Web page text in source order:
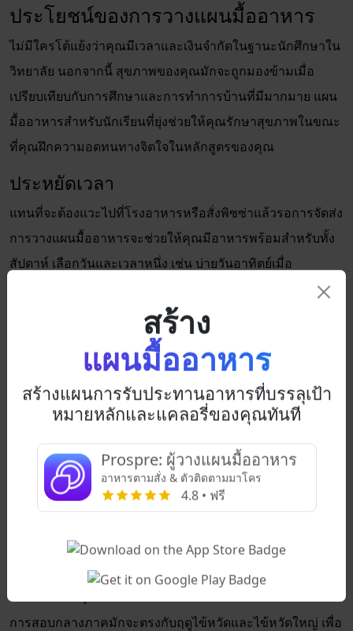
ประโยชน์ของการวางแผนมื้ออาหาร
ไม่มีใครโต้แย้งว่าคุณมีเวลาและเงินจำกัดในฐานะนักศึกษาใน
วิทยาลัย นอกจากนี้ สุขภาพของคุณมักจะถูกมองข้ามเมื่อ
เปรียบเทียบกับการศึกษาและการทำการบ้านที่มีมากมาย แผน
มื้ออาหารสำหรับนักเรียนที่ยุ่งช่วยให้คุณรักษาสุขภาพในขณะ
ที่คุณฝึกความอดทนทางจิตใจในหลักสูตรของคุณ
ประหยัดเวลา
แทนที่จะต้องแวะไปที่โรงอาหารหรือสั่งพิซซ่าแล้วรอการจัดส่ง
การวางแผนมื้ออาหารจะช่วยให้คุณมีอาหารพร้อมสำหรับทั้ง
สัปดาห์ เลือกวันและเวลาหนึ่ง เช่น บ่ายวันอาทิตย์เมื่อ
กำหนดการของคุณไม่ยุ่งมาก และจัดเตรียมมื้ออาหารและของ
ว่างสำหรับทั้งสัปดาห์ในวันนั้น
ประหยัดเงิน
ตู้ขายของอัตโนมัติคือการปล้นทางหลวง อาหารจานด่วนใน
วิทยาลัยมีราคาแพงเกินไป การจัดส่งใช้เวลานานและมีค่าใช้
จ่ายมากกว่าที่คุณจะใช้จ่ายได้ แผนที่ดีกว่าคือการสั่งซื้อของชำ
ที่คุณสามารถเก็บและใช้ในสัปดาห์นั้นและจ่ายเพื่อให้พวกเขา
จัดส่ง ด้วยวิธีนี้คุณสามารถทำการบ้านหรือพักผ่อนในขณะที่
คนอื่นทำการช้อปปิ้ง การจัดส่งช่วยให้คุณประหยัดเงินจากการ
ยุ่งยากในการลากถุงกลับไปที่ที่พักของคุณ
ประหยัดสุขภาพ
การสอบกลางภาคมักจะตรงกับฤดูไข้หวัดและไข้หวัดใหญ่ เพื่อ
สร้าง
แผนมื้ออาหาร
สร้างแผนการรับประทานอาหารที่บรรลุเป้า
หมายหลักและแคลอรี่ของคุณทันที
Prospre: ผู้วางแผนมื้ออาหาร
อาหารตามสั่ง & ตัวติดตามมาโคร
4.8 • ฟรี